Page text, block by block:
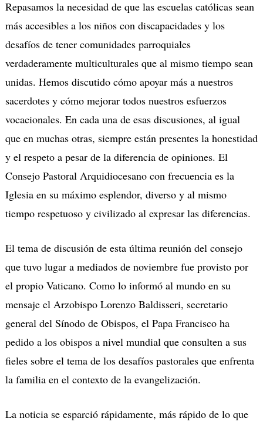
Repasamos la necesidad de que las escuelas católicas sean
más accesibles a los niños con discapacidades y los
desafíos de tener comunidades parroquiales
verdaderamente multiculturales que al mismo tiempo sean
unidas. Hemos discutido cómo apoyar más a nuestros
sacerdotes y cómo mejorar todos nuestros esfuerzos
vocacionales. En cada una de esas discusiones, al igual
que en muchas otras, siempre están presentes la honestidad
y el respeto a pesar de la diferencia de opiniones. El
Consejo Pastoral Arquidiocesano con frecuencia es la
Iglesia en su máximo esplendor, diverso y al mismo
tiempo respetuoso y civilizado al expresar las diferencias.
El tema de discusión de esta última reunión del consejo
que tuvo lugar a mediados de noviembre fue provisto por
el propio Vaticano. Como lo informó al mundo en su
mensaje el Arzobispo Lorenzo Baldisseri, secretario
general del Sínodo de Obispos, el Papa Francisco ha
pedido a los obispos a nivel mundial que consulten a sus
fieles sobre el tema de los desafíos pastorales que enfrenta
la familia en el contexto de la evangelización.
La noticia se esparció rápidamente, más rápido de lo que